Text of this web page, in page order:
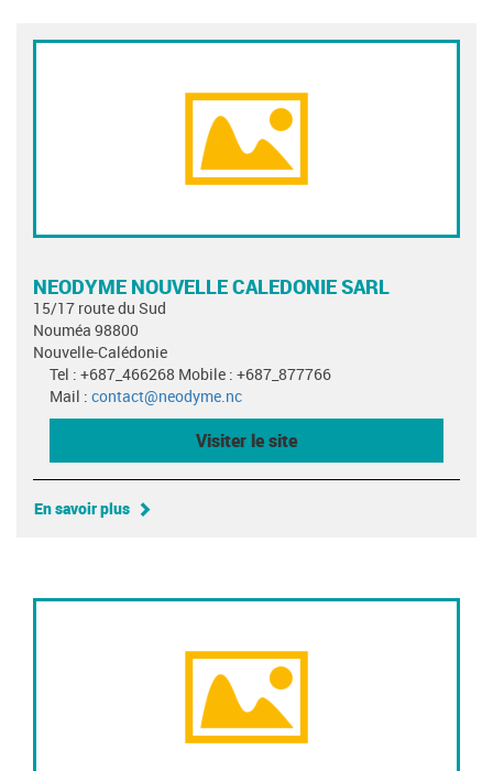
NEODYME NOUVELLE CALEDONIE SARL
15/17 route du Sud
Nouméa 98800
Nouvelle-Calédonie
Tel : +687_466268 Mobile : +687_877766
Mail : contact@neodyme.nc
Visiter le site
En savoir plus